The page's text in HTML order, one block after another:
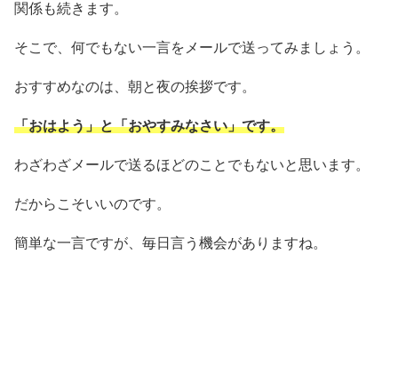
関係も続きます。
そこで、何でもない一言をメールで送ってみましょう。
おすすめなのは、朝と夜の挨拶です。
「おはよう」と「おやすみなさい」です。
わざわざメールで送るほどのことでもないと思います。
だからこそいいのです。
簡単な一言ですが、毎日言う機会がありますね。